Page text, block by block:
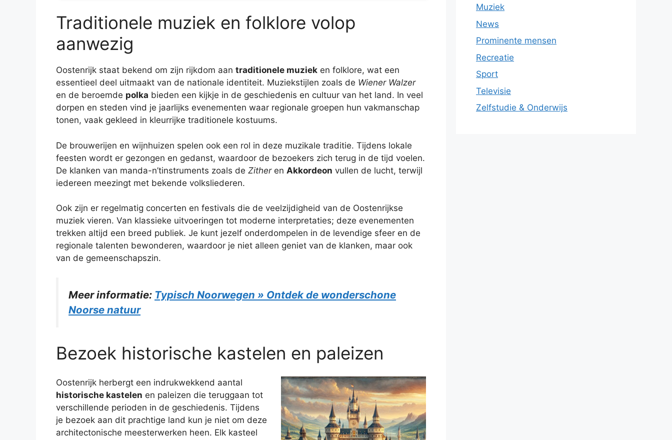
Traditionele muziek en folklore volop
aanwezig
Oostenrijk staat bekend om zijn rijkdom aan traditionele muziek en folklore, wat een
essentieel deel uitmaakt van de nationale identiteit. Muziekstijlen zoals de Wiener Walzer
en de beroemde polka bieden een kijkje in de geschiedenis en cultuur van het land. In veel
dorpen en steden vind je jaarlijks evenementen waar regionale groepen hun vakmanschap
tonen, vaak gekleed in kleurrijke traditionele kostuums.
De brouwerijen en wijnhuizen spelen ook een rol in deze muzikale traditie. Tijdens lokale
feesten wordt er gezongen en gedanst, waardoor de bezoekers zich terug in de tijd voelen.
De klanken van manda-n’tinstruments zoals de Zitheren Akkordeon vullen de lucht, terwijl
iedereen meezingt met bekende volksliederen.
Ook zijn er regelmatig concerten en festivals die de veelzijdigheid van de Oostenrijkse
muziek vieren. Van klassieke uitvoeringen tot moderne interpretaties; deze evenementen
trekken altijd een breed publiek. Je kunt jezelf onderdompelen in de levendige sfeer en de
regionale talenten bewonderen, waardoor je niet alleen geniet van de klanken, maar ook
van de gemeenschapszin.
Meer informatie: Typisch Noorwegen » Ontdek de wonderschone
Noorse natuur
Bezoek historische kastelen en paleizen
Oostenrijk herbergt een indrukwekkend aantal
historische kastelen en paleizen die teruggaan tot
verschillende perioden in de geschiedenis. Tijdens
je bezoek aan dit prachtige land kun je niet om deze
architectonische meesterwerken heen. Elk kasteel
Muziek
News
Prominente mensen
Recreatie
Sport
Televisie
Zelfstudie & Onderwijs